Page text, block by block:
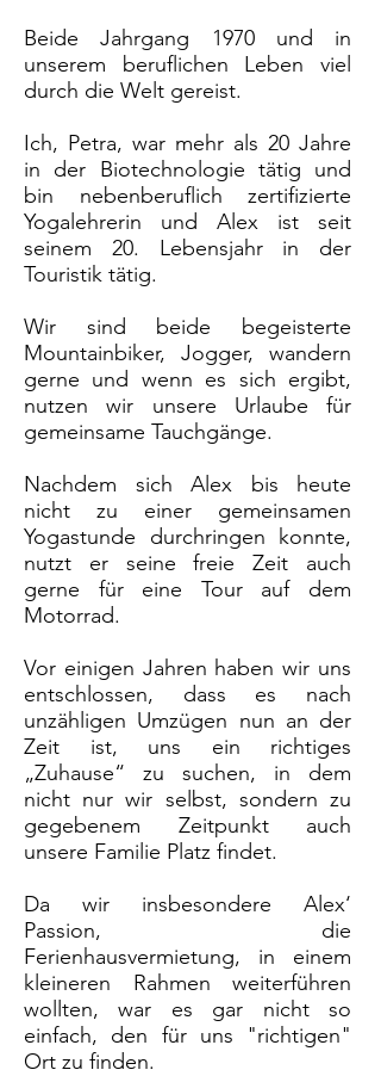
Beide Jahrgang 1970 und in
unserem beruflichen Leben viel
durch die Welt gereist.
Ich, Petra, war mehr als 20 Jahre
in der Biotechnologie tätig und
bin nebenberuflich zertifizierte
Yogalehrerin und Alex ist seit
seinem 20. Lebensjahr in der
Touristik tätig.
Wir sind beide begeisterte
Mountainbiker, Jogger, wandern
gerne und wenn es sich ergibt,
nutzen wir unsere Urlaube für
gemeinsame Tauchgänge.
Nachdem sich Alex bis heute
nicht zu einer gemeinsamen
Yogastunde durchringen konnte,
nutzt er seine freie Zeit auch
gerne für eine Tour auf dem
Motorrad.
Vor einigen Jahren haben wir uns
entschlossen, dass es nach
unzähligen Umzügen nun an der
Zeit ist, uns ein richtiges
„Zuhause“ zu suchen, in dem
nicht nur wir selbst, sondern zu
gegebenem Zeitpunkt auch
unsere Familie Platz findet.
Da wir insbesondere Alex‘
Passion, die
Ferienhausvermietung, in einem
kleineren Rahmen weiterführen
wollten, war es gar nicht so
einfach, den für uns "richtigen"
Ort zu finden.